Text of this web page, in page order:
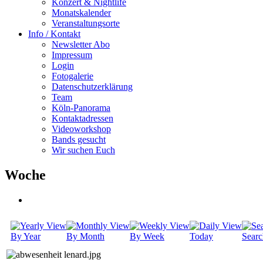
Konzert & Nightlife
Monatskalender
Veranstaltungsorte
Info / Kontakt
Newsletter Abo
Impressum
Login
Fotogalerie
Datenschutzerklärung
Team
Köln-Panorama
Kontaktadressen
Videoworkshop
Bands gesucht
Wir suchen Euch
Woche
By Year By Month By Week Today